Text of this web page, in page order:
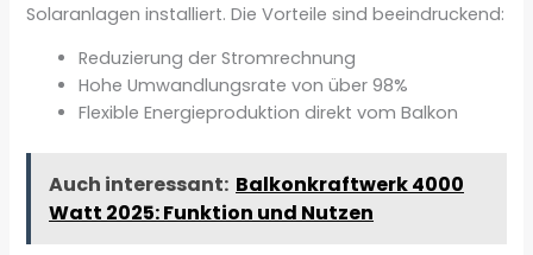
Solaranlagen installiert. Die Vorteile sind beeindruckend:
Reduzierung der Stromrechnung
Hohe Umwandlungsrate von über 98%
Flexible Energieproduktion direkt vom Balkon
Auch interessant: Balkonkraftwerk 4000
Watt 2025: Funktion und Nutzen